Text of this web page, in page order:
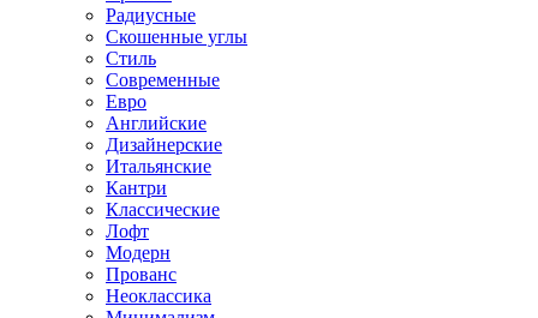
Радиусные
Скошенные углы
Стиль
Современные
Евро
Английские
Дизайнерские
Итальянские
Кантри
Классические
Лофт
Модерн
Прованс
Неоклассика